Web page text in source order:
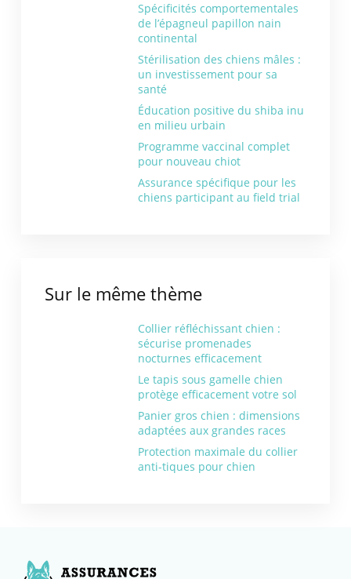
Spécificités comportementales
de l’épagneul papillon nain
continental
Stérilisation des chiens mâles :
un investissement pour sa
santé
Éducation positive du shiba inu
en milieu urbain
Programme vaccinal complet
pour nouveau chiot
Assurance spécifique pour les
chiens participant au field trial
Sur le même thème
Collier réfléchissant chien :
sécurise promenades
nocturnes efficacement
Le tapis sous gamelle chien
protège efficacement votre sol
Panier gros chien : dimensions
adaptées aux grandes races
Protection maximale du collier
anti-tiques pour chien